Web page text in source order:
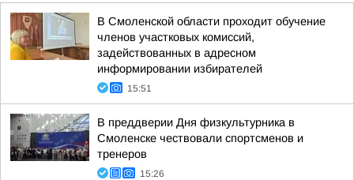
В Смоленской области проходит обучение
членов участковых комиссий,
задействованных в адресном
информировании избирателей
15:51
В преддверии Дня физкультурника в
Смоленске чествовали спортсменов и
тренеров
15:26